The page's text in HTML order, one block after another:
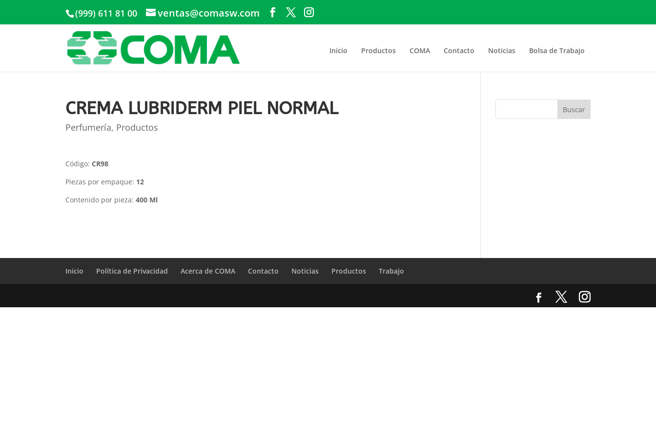
(999) 611 81 00 ventas@comasw.com
Inicio Productos COMA Contacto Noticias Bolsa de Trabajo
CREMA LUBRIDERM PIEL NORMAL
Perfumería, Productos
Código:CR98
Piezas por empaque: 12
Contenido por pieza:400 Ml
Inicio Política de Privacidad Acerca de COMA Contacto Noticias Productos Trabajo